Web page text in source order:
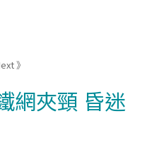
》
網夾頸 昏迷